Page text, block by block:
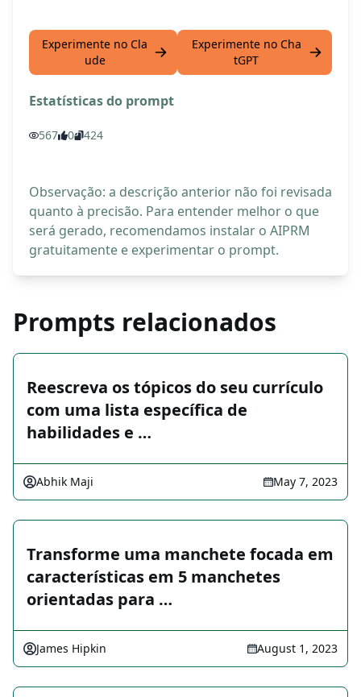
Experimente no Cla
ude
Experimente no Cha
tGPT
Estatísticas do prompt
567 0 424
Observação: a descrição anterior não foi revisada
quanto à precisão. Para entender melhor o que
será gerado, recomendamos instalar o AIPRM
gratuitamente e experimentar o prompt.
Prompts relacionados
Reescreva os tópicos do seu currículo
com uma lista específica de
habilidades e …
Abhik Maji May 7, 2023
Transforme uma manchete focada em
características em 5 manchetes
orientadas para …
James Hipkin August 1, 2023